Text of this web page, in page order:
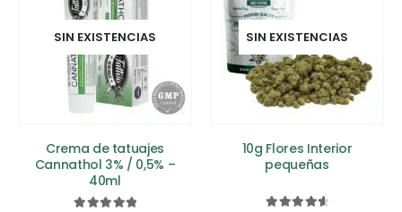
SIN EXISTENCIAS
Crema de tatuajes
Cannathol 3% / 0,5% –
40ml
SIN EXISTENCIAS
10g Flores Interior
pequeñas